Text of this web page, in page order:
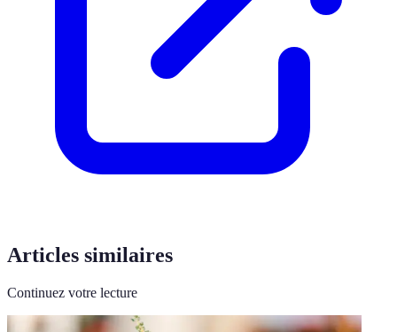
Articles similaires
Continuez votre lecture